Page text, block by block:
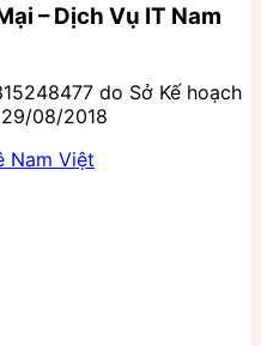
– Dịch Vụ IT Nam
do Sở Kế hoạch
08/2018
Nam Việt